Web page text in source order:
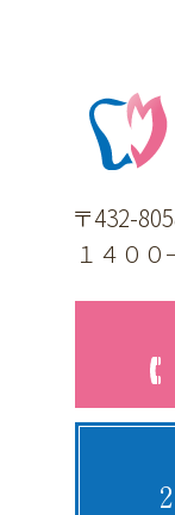
〒432-
１４０